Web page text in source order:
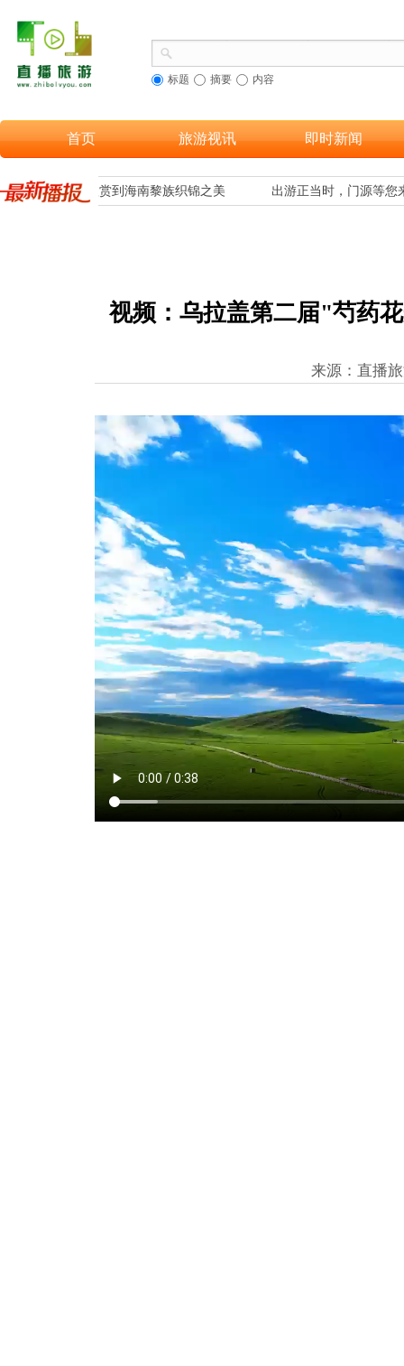
标题 摘要 内容
首页 旅游视讯 即时新闻
让更多游客欣赏到海南黎族织锦之美 出游正当时，门源等您
视频：乌拉盖第二届"芍药
来源：直播